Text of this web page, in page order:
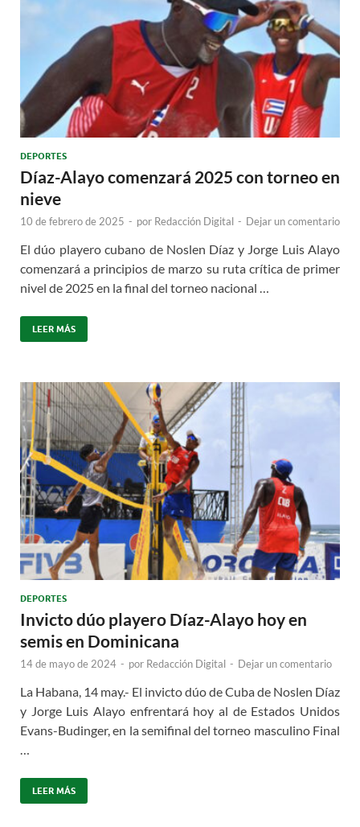
DEPORTES
Díaz-Alayo comenzará 2025 con torneo en
nieve
10 de febrero de 2025 - por Redacción Digital - Dejar un comentario
El dúo playero cubano de Noslen Díaz y Jorge Luis Alayo
comenzará a principios de marzo su ruta crítica de primer
nivel de 2025 en la final del torneo nacional …
LEER MÁS
DEPORTES
Invicto dúo playero Díaz-Alayo hoy en
semis en Dominicana
14 de mayo de 2024 - por Redacción Digital - Dejar un comentario
La Habana, 14 may.- El invicto dúo de Cuba de Noslen Díaz
y Jorge Luis Alayo enfrentará hoy al de Estados Unidos
Evans-Budinger, en la semifinal del torneo masculino Final
…
LEER MÁS